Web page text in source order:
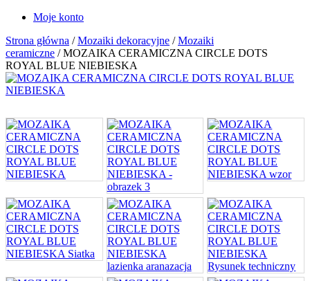
Moje konto
Strona główna /Mozaiki dekoracyjne /Mozaiki
ceramiczne / MOZAIKA CERAMICZNA CIRCLE DOTS
ROYAL BLUE NIEBIESKA